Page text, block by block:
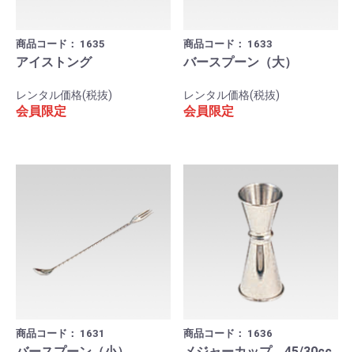
商品コード： 1635
アイストング
レンタル価格(税抜)
会員限定
商品コード： 1633
バースプーン（大）
レンタル価格(税抜)
会員限定
商品コード： 1631 商品コード： 1636